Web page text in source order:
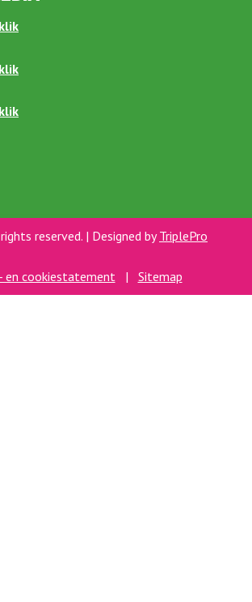
reserved. | Designed byTriplePro
en cookiestatement| Sitemap